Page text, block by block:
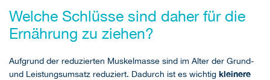
Welche Schlüsse sind daher für die
Ernährung zu ziehen?
Aufgrund der reduzierten Muskelmasse sind im Alter der Grund-
und Leistungsumsatz reduziert. Dadurch ist es wichtig kleinere